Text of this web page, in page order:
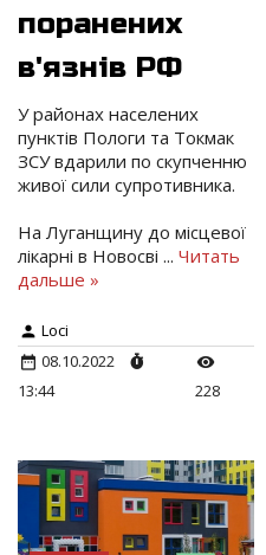
поранених
в'язнів РФ
У районах населених
пунктів Пологи та Токмак
ЗСУ вдарили по скупченню
живої сили супротивника.
На Луганщину до місцевої
лікарні в Новосві ... Читать
дальше »
Loci
08.10.2022
13:44
228